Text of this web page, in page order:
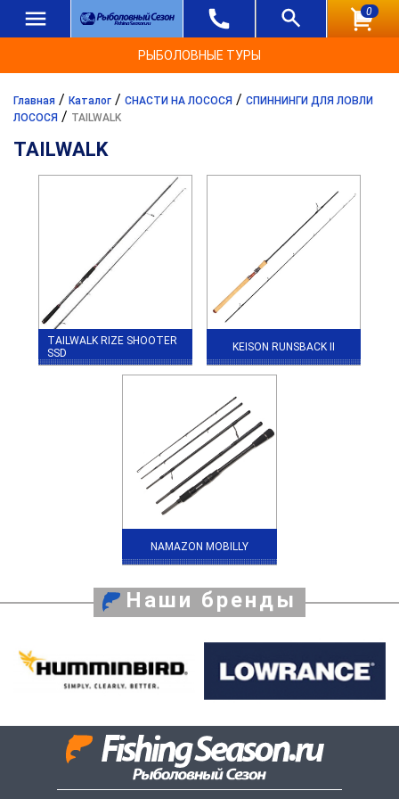
0
РЫБОЛОВНЫЕ ТУРЫ
Главная / Каталог / СНАСТИ НА ЛОСОСЯ / СПИННИНГИ ДЛЯ ЛОВЛИ
ЛОСОСЯ / TAILWALK
TAILWALK
TAILWALK RIZE SHOOTER
SSD
KEISON RUNSBACK II
NAMAZON MOBILLY
Наши бренды